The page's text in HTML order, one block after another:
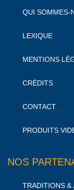
QUI SOMMES-
LEXIQUE
MENTIONS
CRÉDITS
CONTACT
PRODUITS
NOS
TRADITIONS &